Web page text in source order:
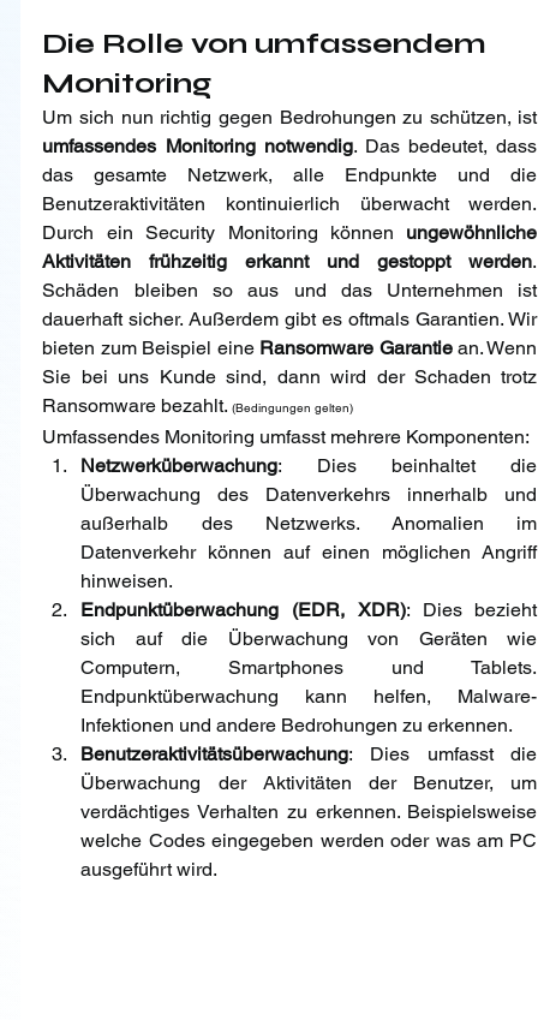
Die Rolle von umfassendem
Monitoring
Um sich
umfassendes Monitoring notwendig. Das bedeutet, dass
das gesamte Netzwerk, alle Endpunkte und die
Benutzeraktivitäten kontinuierlich überwacht werden.
Durch ein Security Monitoring können ungewöhnliche
Aktivitäten frühzeitig erkannt und gestoppt werden.
Schäden bleiben so aus und das Unternehmen ist
dauerhaft sicher. Außerdem gibt es oftmals Garantien. Wir
bieten zum Beispiel eine Ransomware Garantie an. Wenn
Sie bei uns Kunde sind, dann wird der Schaden trotz
Ransomware bezahlt. (Bedingungen gelten)
Umfassendes Monitoring umfasst mehrere Komponenten:
Netzwerküberwachung: Dies beinhaltet die
Überwachung des Datenverkehrs innerhalb und
außerhalb des Netzwerks. Anomalien im
Datenverkehr können auf einen möglichen Angriff
hinweisen.
Endpunktüberwachung (EDR, XDR): Dies bezieht
sich auf die Überwachung von Geräten wie
Computern, Smartphones und Tablets.
Endpunktüberwachung kann helfen, Malware-
Infektionen und andere Bedrohungen zu erkennen.
Benutzeraktivitätsüberwachung: Dies umfasst die
Überwachung der Aktivitäten der Benutzer, um
verdächtiges Verhalten zu erkennen. Beispielsweise
welche Codes eingegeben werden oder was am PC
ausgeführt wird.